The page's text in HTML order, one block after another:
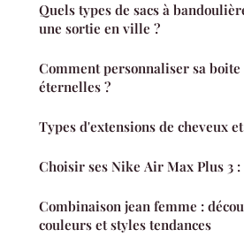
Quels types de sacs à
une sortie en ville ?
Comment personnaliser sa boite
éternelles ?
Types d'extensions de cheveux
Choisir ses Nike Air Max Plus 3 :
Combinaison jean femme :
couleurs et styles tendances